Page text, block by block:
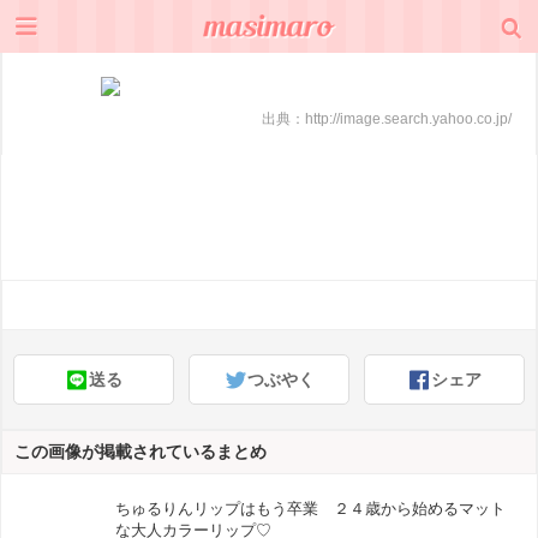
出典： http://image.search.yahoo.co.jp/
送る つぶやく シェア
この画像が掲載されているまとめ
ちゅるりんリップはもう卒業 ２４歳から始めるマット
な大人カラーリップ♡